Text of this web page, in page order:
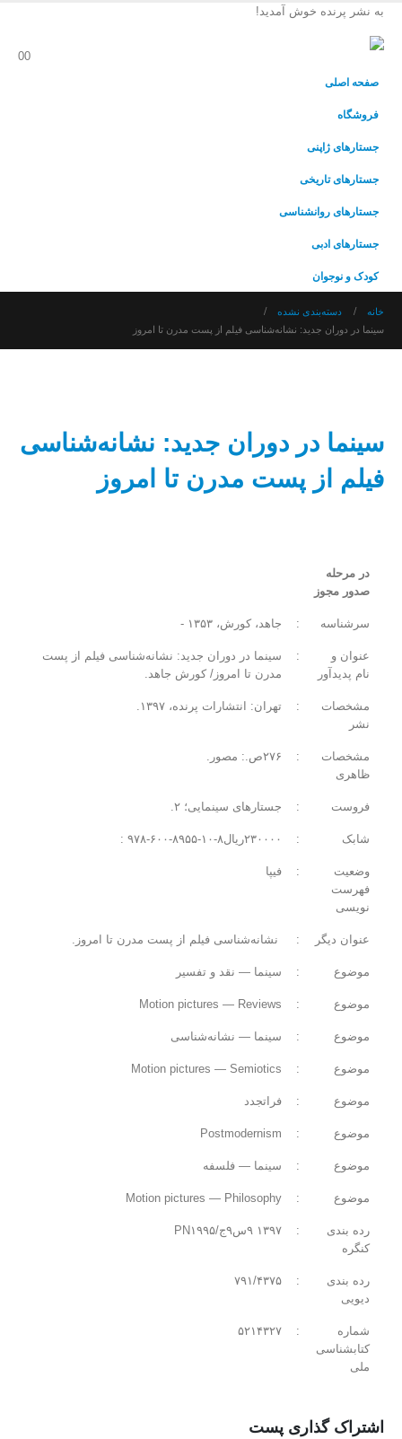
به نشر پرنده خوش آمدید!
00
صفحه اصلی
فروشگاه
جستارهای ژاپنی
جستارهای تاریخی
جستارهای روانشناسی
جستارهای ادبی
کودک و نوجوان
خانه
دسته‌بندی نشده
سینما در دوران جدید: نشانه‌شناسی فیلم از پست مدرن تا امروز‏‫
سینما در دوران جدید: نشانه‌شناسی
فیلم از پست مدرن تا امروز‏‫
در مرحله
صدور مجوز
‏سرشناسه : جاهد، کورش، ‏‫۱۳۵۳ -‏‏‏
‏عنوان و
نام پديدآور
:
سینما در دوران جدید: نشانه‌شناسی فیلم از پست
مدرن تا امروز‏‫/ کورش جاهد.
‏مشخصات
نشر
: تهران‏‫: انتشارات پرنده‏‫، ۱۳۹۷.
‏مشخصات
ظاهری
:
‏فروست : جستارهای سینمایی‏‫؛ ۲.
‏شابک :
‏وضعیت
فهرست
نویسی
: فیپا
‏عنوان دیگر : ‏‫ نشانه‌شناسی فیلم از پست مدرن تا امروز.
‏موضوع : سینما — نقد و تفسیر
‏موضوع :
Motion pictures — Reviews
‏موضوع : سینما — نشانه‌شناسی
‏موضوع :
Motion pictures — Semiotics
‏موضوع : فراتجدد
‏موضوع :
Postmodernism
‏موضوع : سینما — فلسفه
‏موضوع :
Motion pictures — Philosophy
‏رده بندی
کنگره
:
‏رده بندی
دیویی
:
‏شماره
کتابشناسی
ملی
: ‭۵۲۱۴۳۲۷‬
اشتراک گذاری پست